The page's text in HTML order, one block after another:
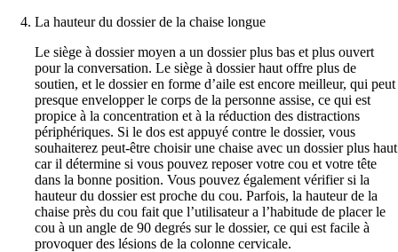
La hauteur du dossier de la chaise longue
Le siège à dossier moyen a un dossier plus bas et plus ouvert
pour la conversation. Le siège à dossier haut offre plus de
soutien, et le dossier en forme d’aile est encore meilleur, qui peut
presque envelopper le corps de la personne assise, ce qui est
propice à la concentration et à la réduction des distractions
périphériques. Si le dos est appuyé contre le dossier, vous
souhaiterez peut-être choisir une chaise avec un dossier plus haut
car il détermine si vous pouvez reposer votre cou et votre tête
dans la bonne position. Vous pouvez également vérifier si la
hauteur du dossier est proche du cou. Parfois, la hauteur de la
chaise près du cou fait que l’utilisateur a l’habitude de placer le
cou à un angle de 90 degrés sur le dossier, ce qui est facile à
provoquer des lésions de la colonne cervicale.